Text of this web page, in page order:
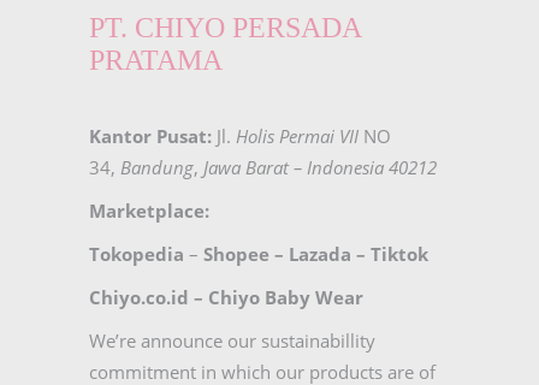
PT. CHIYO PERSADA
PRATAMA
Kantor Pusat: Jl. Holis Permai VII NO
34, Bandung, Jawa Barat – Indonesia 40212
Marketplace:
Tokopedia – Shopee – Lazada – Tiktok
Chiyo.co.id – Chiyo Baby Wear
We’re announce our sustainabillity
commitment in which our products are of